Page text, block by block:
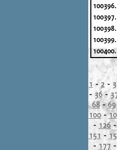
100396.
100397.
100398.
100399.
100400.
1- 2 - 3
- 36-
68-69
100-
- 126
151 -
- 177 -